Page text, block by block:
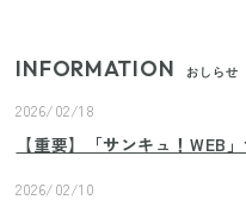
INFORMATION おしらせ
2026/02/18
【重要】「サンキュ！WEB
2026/02/10